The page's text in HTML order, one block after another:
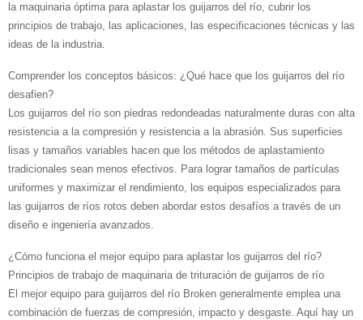
la maquinaria óptima para aplastar los guijarros del río, cubrir los
principios de trabajo, las aplicaciones, las especificaciones técnicas y las
ideas de la industria.
Comprender los conceptos básicos: ¿Qué hace que los guijarros del río
desafien?
Los guijarros del río son piedras redondeadas naturalmente duras con alta
resistencia a la compresión y resistencia a la abrasión. Sus superficies
lisas y tamaños variables hacen que los métodos de aplastamiento
tradicionales sean menos efectivos. Para lograr tamaños de partículas
uniformes y maximizar el rendimiento, los equipos especializados para
las guijarros de ríos rotos deben abordar estos desafíos a través de un
diseño e ingeniería avanzados.
¿Cómo funciona el mejor equipo para aplastar los guijarros del río?
Principios de trabajo de maquinaria de trituración de guijarros de río
El mejor equipo para guijarros del río Broken generalmente emplea una
combinación de fuerzas de compresión, impacto y desgaste. Aquí hay un